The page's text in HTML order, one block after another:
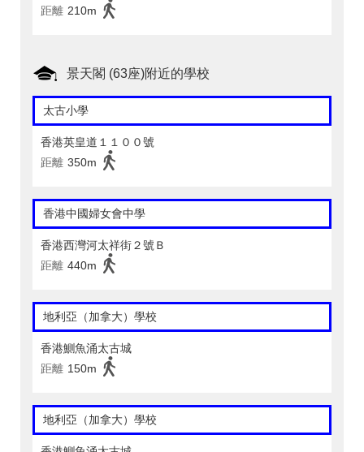
距離 210m
景天閣 (63座)附近的學校
太古小學
香港英皇道１１００號
距離 350m
香港中國婦女會中學
香港西灣河太祥街２號Ｂ
距離 440m
地利亞（加拿大）學校
香港鰂魚涌太古城
距離 150m
地利亞（加拿大）學校